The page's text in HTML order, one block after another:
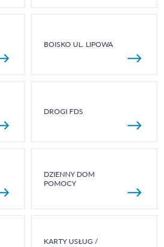
BOISKO UL. LIPOWA
DROGI FDS
DZIENNY DOM
POMOCY
KARTY USŁUG /